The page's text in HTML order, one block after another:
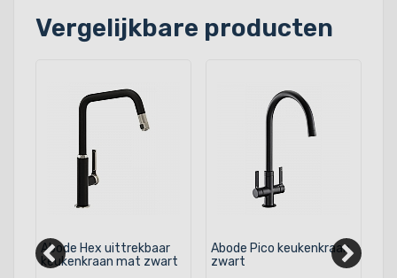
Vergelijkbare producten
Abode Hex uittrekbaar
keukenkraan mat zwart
Abode Pico keukenkraan
zwart